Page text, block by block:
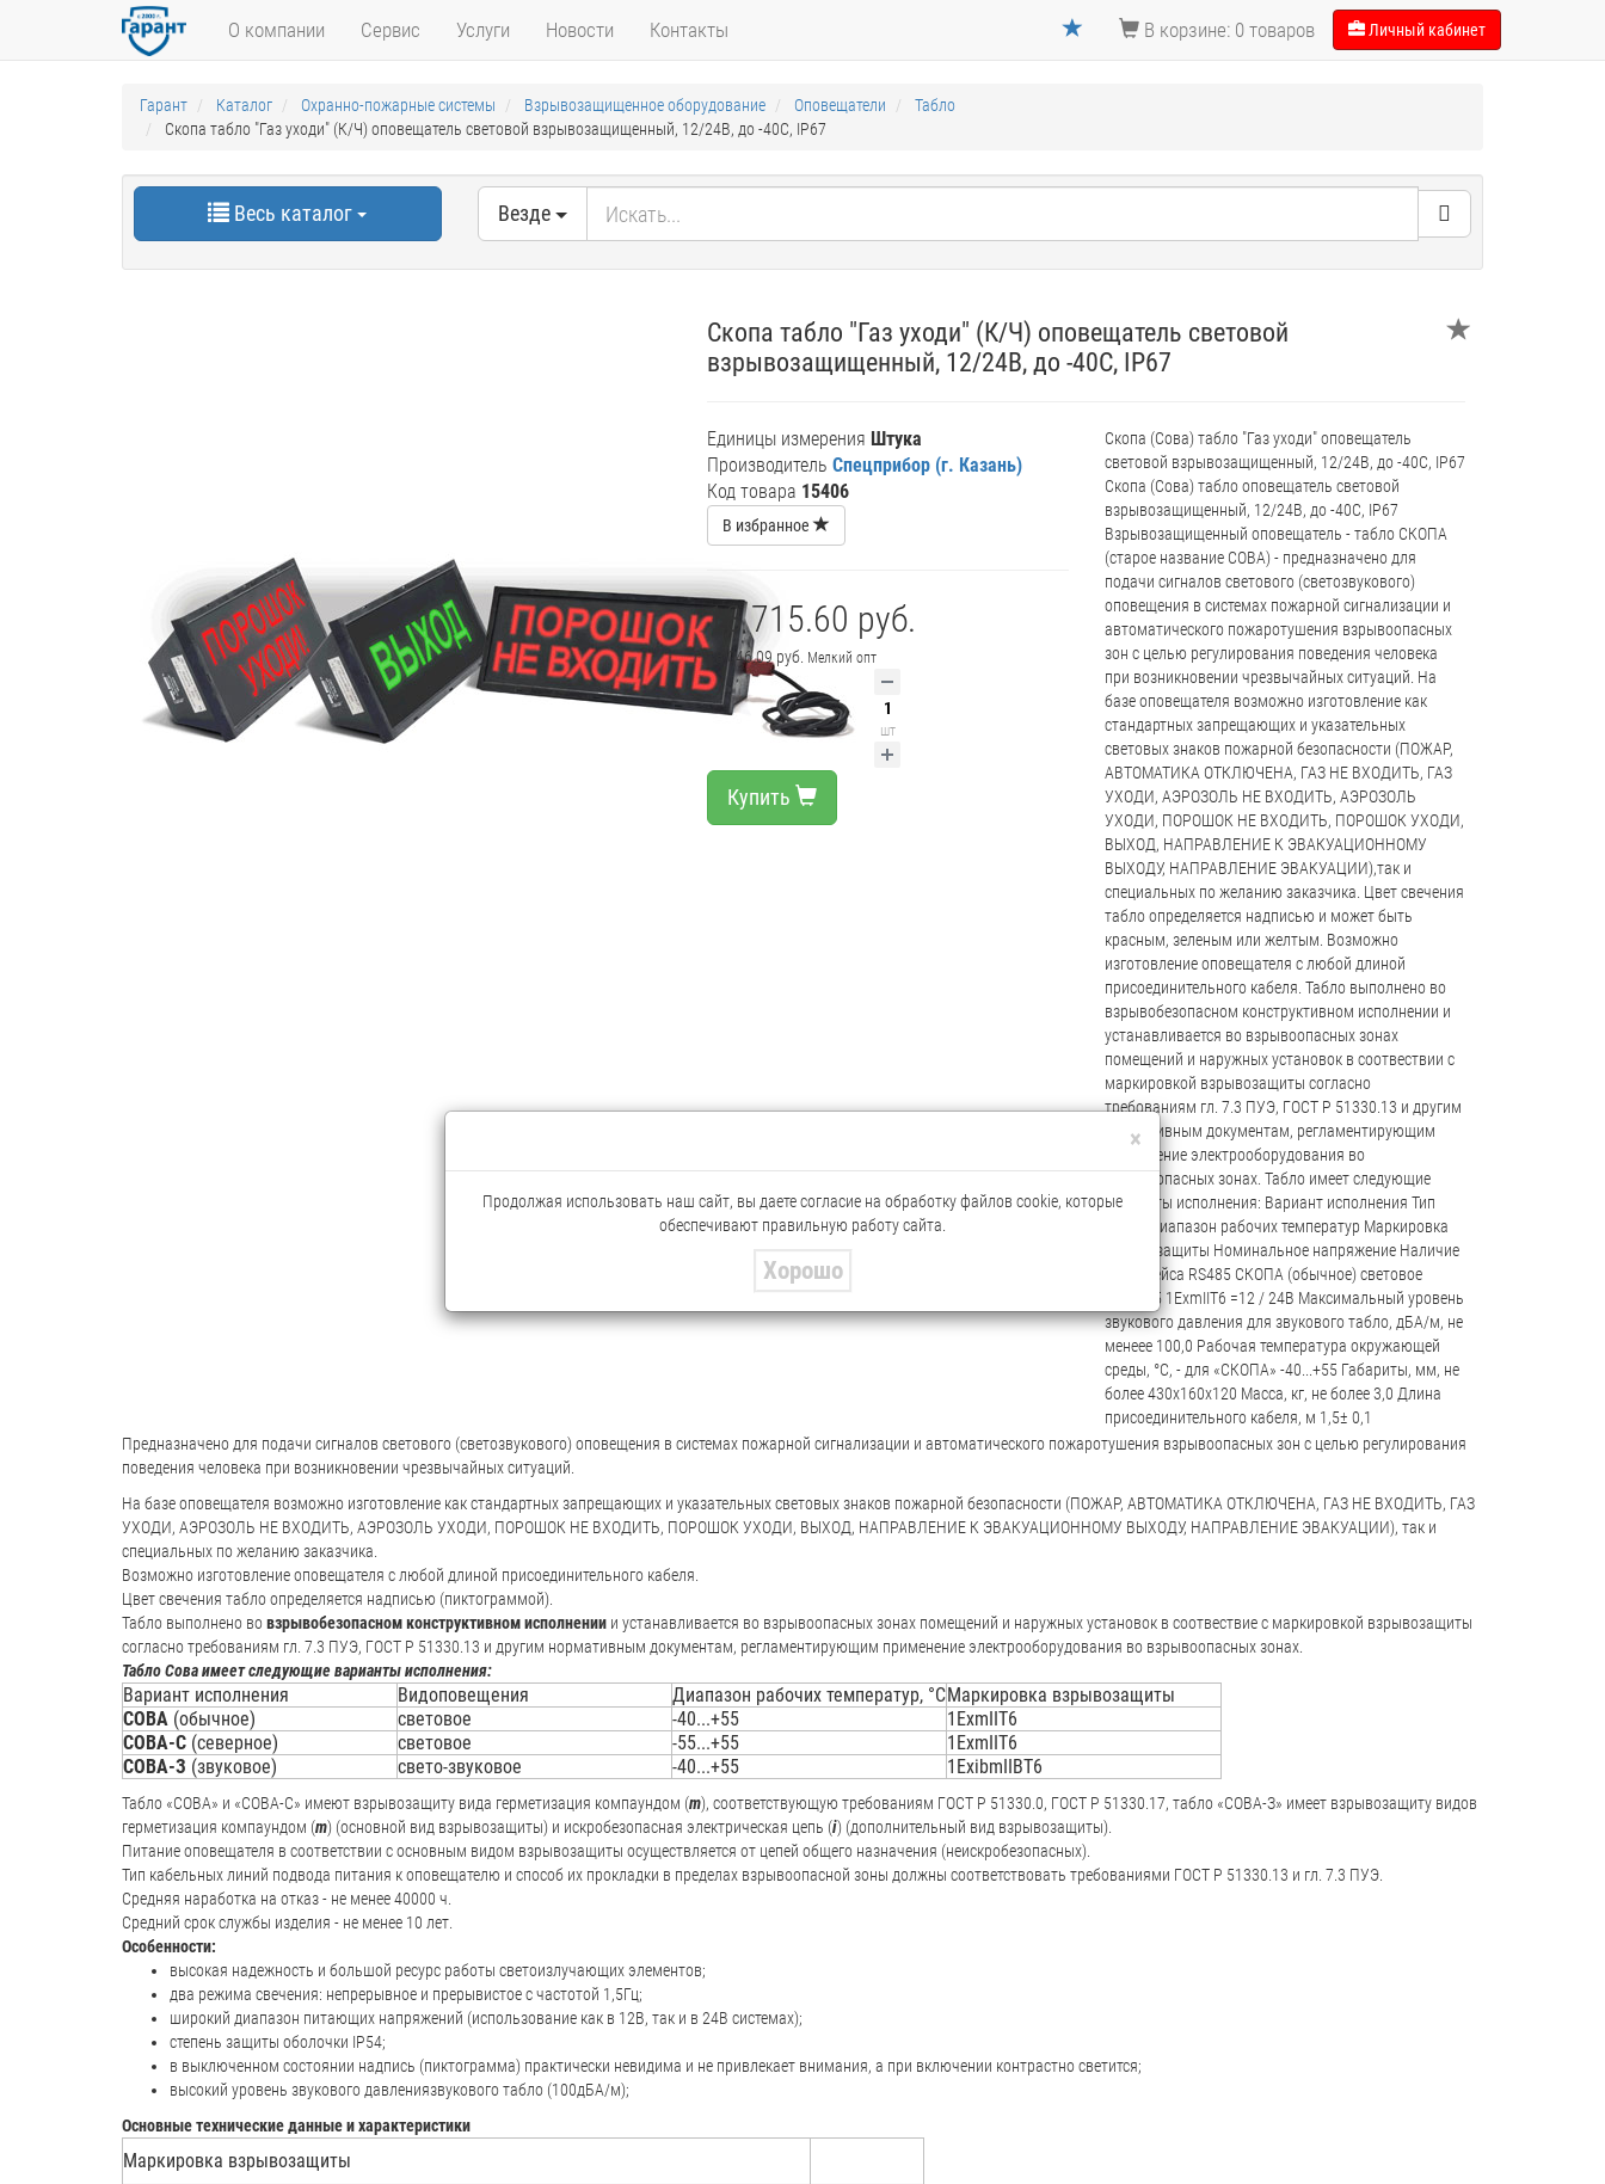
О компании Сервис Услуги Новости Контакты В корзине: 0 товаров Личный кабинет
Гарант Каталог Охранно-пожарные системы Взрывозащищенное оборудование Оповещатели
Табло
Скопа табло "Газ уходи" (К/Ч) оповещатель световой взрывозащищенный, 12/24В, до -40С, IP67
Весь каталог Везде
Скопа табло "Газ уходи" (К/Ч) оповещатель световой
взрывозащищенный, 12/24В, до -40С, IP67
Единицы измерения Штука
Производитель Спецприбор (г. Казань)
Код товара 15406
В избранное
18 715.60 руб.
18 046.09 руб. Мелкий опт
шт
Купить
Скопа (Сова) табло "Газ уходи" оповещатель
световой взрывозащищенный, 12/24В, до -40С, IP67
Скопа (Сова) табло оповещатель световой
взрывозащищенный, 12/24В, до -40С, IP67
Взрывозащищенный оповещатель - табло СКОПА
(старое название СОВА) - предназначено для
подачи сигналов светового (светозвукового)
оповещения в системах пожарной сигнализации и
автоматического пожаротушения взрывоопасных
зон с целью регулирования поведения человека
при возникновении чрезвычайных ситуаций. На
базе оповещателя возможно изготовление как
стандартных запрещающих и указательных
световых знаков пожарной безопасности (ПОЖАР,
АВТОМАТИКА ОТКЛЮЧЕНА, ГАЗ НЕ ВХОДИТЬ, ГАЗ
УХОДИ, АЭРОЗОЛЬ НЕ ВХОДИТЬ, АЭРОЗОЛЬ
УХОДИ, ПОРОШОК НЕ ВХОДИТЬ, ПОРОШОК УХОДИ,
ВЫХОД, НАПРАВЛЕНИЕ К ЭВАКУАЦИОННОМУ
ВЫХОДУ, НАПРАВЛЕНИЕ ЭВАКУАЦИИ),так и
специальных по желанию заказчика. Цвет свечения
табло определяется надписью и может быть
красным, зеленым или желтым. Возможно
изготовление оповещателя с любой длиной
присоединительного кабеля. Табло выполнено во
взрывобезопасном конструктивном исполнении и
устанавливается во взрывоопасных зонах
помещений и наружных установок в соотвествии с
маркировкой взрывозащиты согласно
требованиям гл. 7.3 ПУЭ, ГОСТ Р 51330.13 и другим
нормативным документам, регламентирующим
применение электрооборудования во
взрывоопасных зонах. Табло имеет следующие
варианты исполнения: Вариант исполнения Тип
табло Диапазон рабочих температур Маркировка
взрывозащиты Номинальное напряжение Наличие
интерфейса RS485 СКОПА (обычное) световое
-40...+55 1ExmIIT6 =12 / 24В Максимальный уровень
звукового давления для звукового табло, дБА/м, не
менеее 100,0 Рабочая температура окружающей
среды, °С, - для «СКОПА» -40...+55 Габариты, мм, не
более 430х160х120 Масса, кг, не более 3,0 Длина
присоединительного кабеля, м 1,5± 0,1
Предназначено для подачи сигналов светового (светозвукового) оповещения в системах пожарной сигнализации и автоматического пожаротушения взрывоопасных зон с целью регулирования
поведения человека при возникновении чрезвычайных ситуаций.
На базе оповещателя возможно изготовление как стандартных запрещающих и указательных световых знаков пожарной безопасности (ПОЖАР, АВТОМАТИКА ОТКЛЮЧЕНА, ГАЗ НЕ ВХОДИТЬ, ГАЗ
УХОДИ, АЭРОЗОЛЬ НЕ ВХОДИТЬ, АЭРОЗОЛЬ УХОДИ, ПОРОШОК НЕ ВХОДИТЬ, ПОРОШОК УХОДИ, ВЫХОД, НАПРАВЛЕНИЕ К ЭВАКУАЦИОННОМУ ВЫХОДУ, НАПРАВЛЕНИЕ ЭВАКУАЦИИ), так и
специальных по желанию заказчика.
Возможно изготовление оповещателя с любой длиной присоединительного кабеля.
Цвет свечения табло определяется надписью (пиктограммой).
Табло выполнено во взрывобезопасном конструктивном исполнении и устанавливается во взрывоопасных зонах помещений и наружных установок в соотвествие с маркировкой взрывозащиты
согласно требованиям гл. 7.3 ПУЭ, ГОСТ Р 51330.13 и другим нормативным документам, регламентирующим применение электрооборудования во взрывоопасных зонах.
Табло Сова имеет следующие варианты исполнения:
Вариант исполнения Видоповещения Диапазон рабочих температур, °СМаркировка взрывозащиты
СОВА (обычное) световое -40...+55
1ExmIIT6
СОВА-С (северное) световое -55...+55
1ExmIIT6
СОВА-З (звуковое) свето-звуковое -40...+55 1ExibmIIBT6
Табло «СОВА» и «СОВА-С» имеют взрывозащиту вида герметизация компаундом (m), соответствующую требованиям ГОСТ Р 51330.0, ГОСТ Р 51330.17, табло «СОВА-З» имеет взрывозащиту видов
герметизация компаундом (m) (основной вид взрывозащиты) и искробезопасная электрическая цепь (i) (дополнительный вид взрывозащиты).
Питание оповещателя в соответствии с основным видом взрывозащиты осуществляется от цепей общего назначения (неискробезопасных).
Тип кабельных линий подвода питания к оповещателю и способ их прокладки в пределах взрывоопасной зоны должны соответствовать требованиями ГОСТ Р 51330.13 и гл. 7.3 ПУЭ.
Средняя наработка на отказ - не менее 40000 ч.
Средний срок службы изделия - не менее 10 лет.
Особенности:
высокая надежность и большой ресурс работы светоизлучающих элементов;
два режима свечения: непрерывное и прерывистое с частотой 1,5Гц;
широкий диапазон питающих напряжений (использование как в 12В, так и в 24В системах);
степень защиты оболочки IP54;
в выключенном состоянии надпись (пиктограмма) практически невидима и не привлекает внимания, а при включении контрастно светится;
высокий уровень звукового давлениязвукового табло (100дБА/м);
Основные технические данные и характеристики
Маркировка взрывозащиты
×
Продолжая использовать наш сайт, вы даете согласие на обработку файлов cookie, которые
обеспечивают правильную работу сайта.
Хорошо